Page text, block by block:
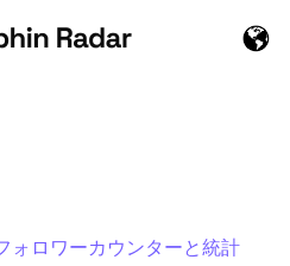
ロワーカウンターと統計